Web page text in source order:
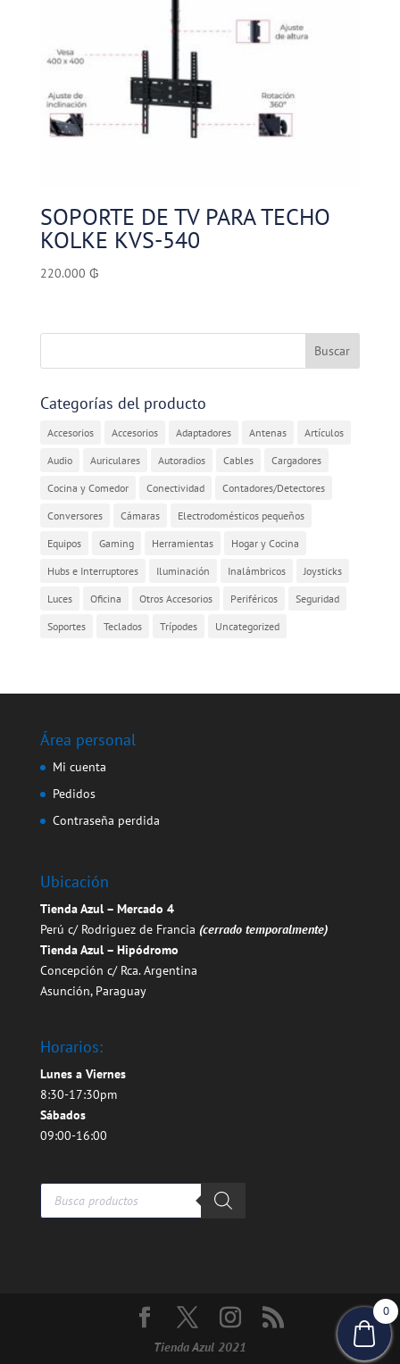
SOPORTE DE TV PARA TECHO
KOLKE KVS-540
220.000 ₲
Categorías del producto
Accesorios Accesorios Adaptadores Antenas Artículos
Audio Auriculares Autoradios Cables Cargadores
Cocina y Comedor Conectividad Contadores/Detectores
Conversores Cámaras Electrodomésticos pequeños
Equipos Gaming Herramientas Hogar y Cocina
Hubs e Interruptores Iluminación Inalámbricos Joysticks
Luces Oficina Otros Accesorios Periféricos Seguridad
Soportes Teclados Trípodes Uncategorized
Área personal
Mi cuenta
Pedidos
Contraseña perdida
Ubicación
Tienda Azul – Mercado 4
Perú c/ Rodriguez de Francia (cerrado temporalmente)
Tienda Azul – Hipódromo
Concepción c/ Rca. Argentina
Asunción, Paraguay
Horarios:
Lunes a Viernes
8:30-17:30pm
Sábados
09:00-16:00
Búsqueda
productos
Tienda Azul 2021
0